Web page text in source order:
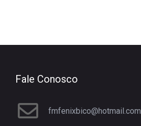
Fale Conosco
fmfenixbico@hotmail.com